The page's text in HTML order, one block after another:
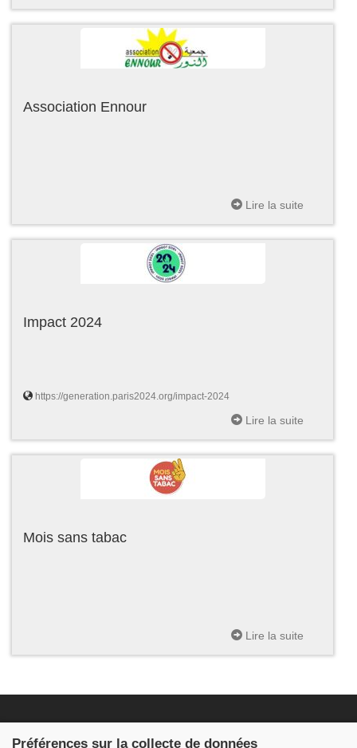
Association Ennour
Lire la suite
Impact 2024
https://generation.paris2024.org/impact-2024
Lire la suite
Mois sans tabac
Lire la suite
Préférences sur la collecte de données